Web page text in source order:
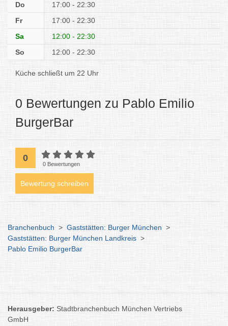
Do
17:00 - 22:30
Fr
17:00 - 22:30
Sa
12:00 - 22:30
So
12:00 - 22:30
Küche schließt um 22 Uhr
0 Bewertungen zu Pablo Emilio
BurgerBar
0
0 Bewertungen
Bewertung schreiben
Branchenbuch > Gaststätten: Burger München >
Gaststätten: Burger München Landkreis >
Pablo Emilio BurgerBar
Herausgeber: Stadtbranchenbuch München Vertriebs
GmbH